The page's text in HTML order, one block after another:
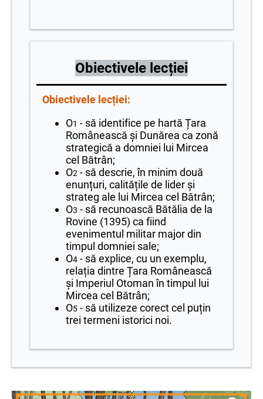
Obiectivele lecției
Obiectivele lecției:
O1 - să identifice pe hartă Țara
Românească și Dunărea ca zonă
strategică a domniei lui Mircea
cel Bătrân;
O2 - să descrie, în minim două
enunțuri, calitățile de lider și
strateg ale lui Mircea cel Bătrân;
O3 - să recunoască Bătălia de la
Rovine (1395) ca fiind
evenimentul militar major din
timpul domniei sale;
O4 - să explice, cu un exemplu,
relația dintre Țara Românească
și Imperiul Otoman în timpul lui
Mircea cel Bătrân;
O5 - să utilizeze corect cel puțin
trei termeni istorici noi.